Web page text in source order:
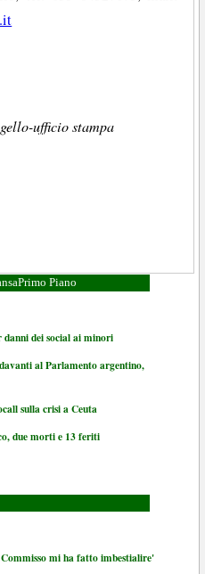
ufficio stampa
Primo Piano
dei social ai minori
al Parlamento argentino,
sulla crisi a Ceuta
due morti e 13 feriti
mi ha fatto imbestialire'